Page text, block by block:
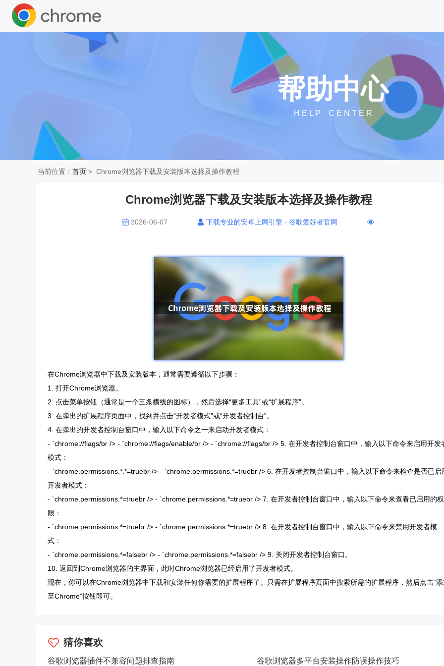
帮助中心
H E L P C E N T E R
当前位置： 首页 > Chrome浏览器下载及安装版本选择及操作教程
Chrome浏览器下载及安装版本选择及操作教程
2026-06-07 下载专业的安卓上网引擎 - 谷歌爱好者官网
在Chrome浏览器中下载及安装版本，通常需要遵循以下步骤：
1. 打开Chrome浏览器。
2. 点击菜单按钮（通常是一个三条横线的图标），然后选择“更多工具”或“扩展程序”。
3. 在弹出的扩展程序页面中，找到并点击“开发者模式”或“开发者控制台”。
4. 在弹出的开发者控制台窗口中，输入以下命令之一来启动开发者模式：
- `chrome://flags/br /> - `chrome://flags/enable/br /> - `chrome://flags/br /> 5. 在开发者控制台窗口中，输入以下命令来启用开发
模式：
- `chrome.permissions.*.*=truebr /> - `chrome.permissions.*=truebr /> 6. 在开发者控制台窗口中，输入以下命令来检查是否已启
开发者模式：
- `chrome.permissions.*=truebr /> - `chrome.permissions.*=truebr /> 7. 在开发者控制台窗口中，输入以下命令来查看已启用的权
限：
- `chrome.permissions.*=truebr /> - `chrome.permissions.*=truebr /> 8. 在开发者控制台窗口中，输入以下命令来禁用开发者模
式：
- `chrome.permissions.*=falsebr /> - `chrome.permissions.*=falsebr /> 9. 关闭开发者控制台窗口。
10. 返回到Chrome浏览器的主界面，此时Chrome浏览器已经启用了开发者模式。
现在，你可以在Chrome浏览器中下载和安装任何你需要的扩展程序了。只需在扩展程序页面中搜索所需的扩展程序，然后点击“
至Chrome”按钮即可。
猜你喜欢
谷歌浏览器插件不兼容问题排查指南 谷歌浏览器多平台安装操作防误操作技巧